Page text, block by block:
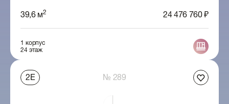
39,6 м2 24 476 760 ₽
1 корпус
24 этаж
2Е № 289